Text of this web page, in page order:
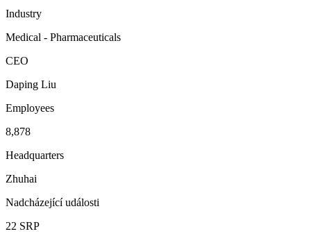
Industry
Medical - Pharmaceuticals
CEO
Daping Liu
Employees
8,878
Headquarters
Zhuhai
Nadcházející události
22 SRP